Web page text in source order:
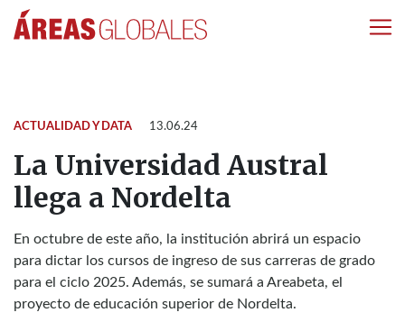
ACTUALIDAD Y DATA 13.06.24
La Universidad Austral
llega a Nordelta
En octubre de este año, la institución abrirá un espacio
para dictar los cursos de ingreso de sus carreras de grado
para el ciclo 2025. Además, se sumará a Areabeta, el
proyecto de educación superior de Nordelta.